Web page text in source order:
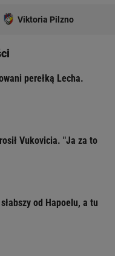
Viktoria Pilzno
perełką Lecha.
Vukovicia. "Ja za to
od Hapoelu, a tu